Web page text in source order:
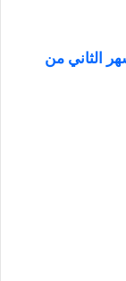
الثاني من